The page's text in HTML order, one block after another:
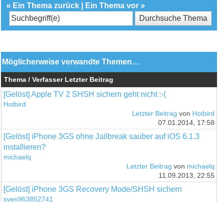
« Ein Thema zurück Ein Thema vor »
Möglicherweise verwandte Themen…
Thema / Verfasser Letzter Beitrag
[Gelöst] Apple TV 2 SHSH sichern geht nicht :-(
Hotbird
Letzter Beitrag von Hotbird
07.01.2014, 17:58
[Gelöst] iPhone 3GS ohne Jailbreak sauber auf iOS 6.1.3
installieren?
michaelq
Letzter Beitrag von michaelq
11.09.2013, 22:55
[Gelöst] iPhone 3GS Recovery Mode/SHSH sichern
sven963852741